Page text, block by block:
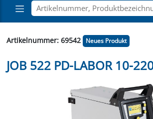
Artikelnummer: 69542 Neues Produkt
JOB 522 PD-LABOR 10-